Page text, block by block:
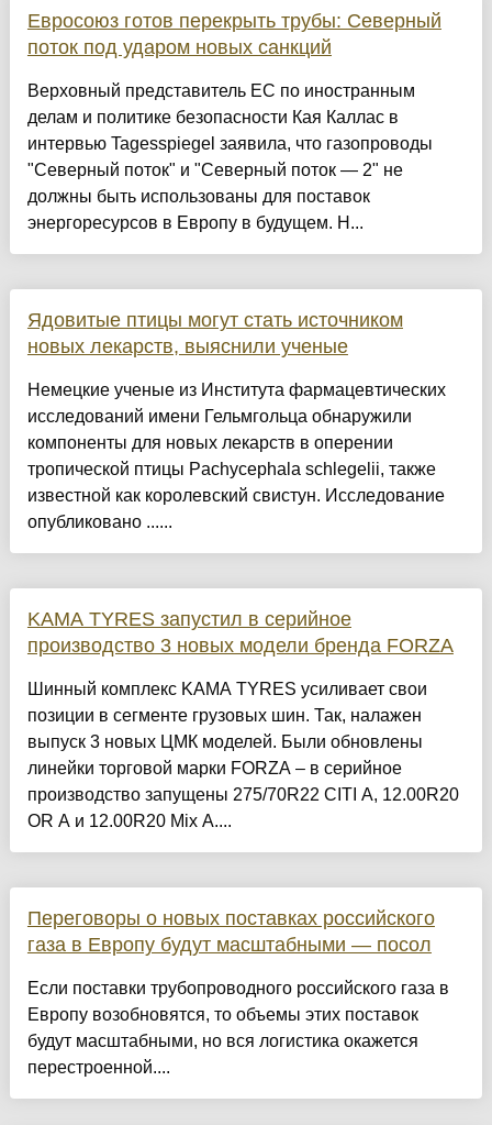
Евросоюз готов перекрыть трубы: Северный
поток под ударом новых санкций
Верховный представитель ЕС по иностранным
делам и политике безопасности Кая Каллас в
интервью Tagesspiegel заявила, что газопроводы
"Северный поток" и "Северный поток — 2" не
должны быть использованы для поставок
энергоресурсов в Европу в будущем. Н...
Ядовитые птицы могут стать источником
новых лекарств, выяснили ученые
Немецкие ученые из Института фармацевтических
исследований имени Гельмгольца обнаружили
компоненты для новых лекарств в оперении
тропической птицы Pachycephala schlegelii, также
известной как королевский свистун. Исследование
опубликовано ......
KAMA TYRES запустил в серийное
производство 3 новых модели бренда FORZA
Шинный комплекс KAMA TYRES усиливает свои
позиции в сегменте грузовых шин. Так, налажен
выпуск 3 новых ЦМК моделей. Были обновлены
линейки торговой марки FORZA – в серийное
производство запущены 275/70R22 CITI A, 12.00R20
OR A и 12.00R20 Mix A....
Переговоры о новых поставках российского
газа в Европу будут масштабными — посол
Если поставки трубопроводного российского газа в
Европу возобновятся, то объемы этих поставок
будут масштабными, но вся логистика окажется
перестроенной....